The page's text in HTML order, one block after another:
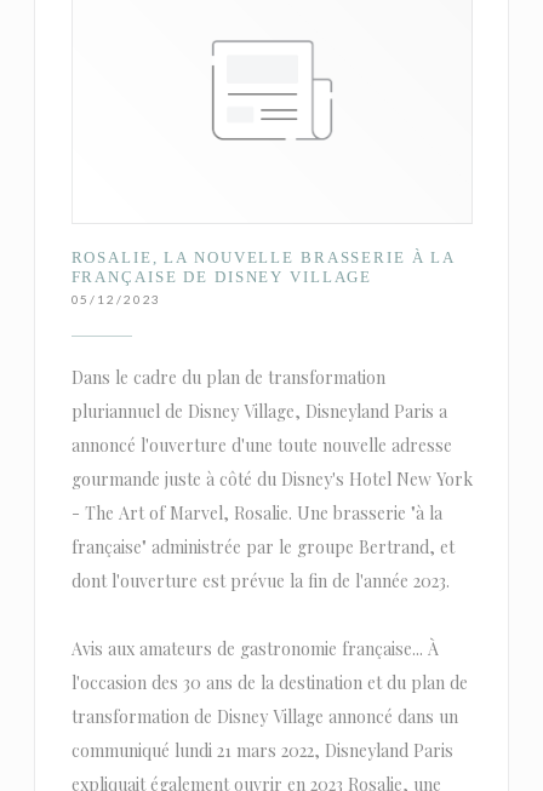
ROSALIE, LA NOUVELLE BRASSERIE À LA
FRANÇAISE DE DISNEY VILLAGE
05/12/2023
Dans le cadre du plan de transformation
pluriannuel de Disney Village, Disneyland Paris a
annoncé l'ouverture d'une toute nouvelle adresse
gourmande juste à côté du Disney's Hotel New York
- The Art of Marvel, Rosalie. Une brasserie "à la
française" administrée par le groupe Bertrand, et
dont l'ouverture est prévue la fin de l'année 2023.
Avis aux amateurs de gastronomie française... À
l'occasion des 30 ans de la destination et du plan de
transformation de Disney Village annoncé dans un
communiqué lundi 21 mars 2022, Disneyland Paris
expliquait également ouvrir en 2023 Rosalie, une